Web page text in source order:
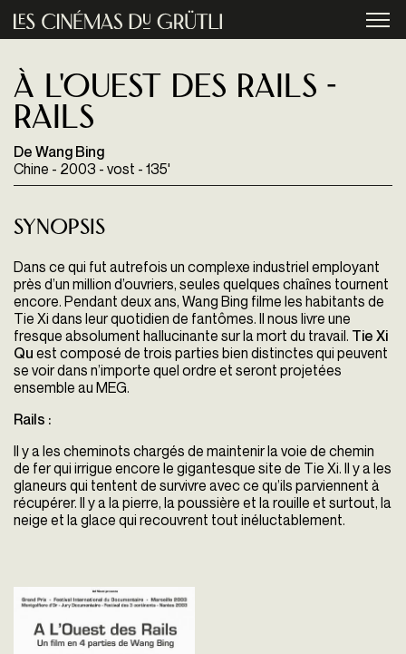
Aller au contenu principal
À l'ouest des rails -
Rails
De Wang Bing
Chine - 2003 - vost - 135'
Synopsis
Dans ce qui fut autrefois un complexe industriel employant
près d’un million d’ouvriers, seules quelques chaînes tournent
encore. Pendant deux ans, Wang Bing filme les habitants de
Tie Xi dans leur quotidien de fantômes. Il nous livre une
fresque absolument hallucinante sur la mort du travail. Tie Xi
Qu est composé de trois parties bien distinctes qui peuvent
se voir dans n’importe quel ordre et seront projetées
ensemble au MEG.
Rails :
Il y a les cheminots chargés de maintenir la voie de chemin
de fer qui irrigue encore le gigantesque site de Tie Xi. Il y a les
glaneurs qui tentent de survivre avec ce qu’ils parviennent à
récupérer. Il y a la pierre, la poussière et la rouille et surtout, la
neige et la glace qui recouvrent tout inéluctablement.